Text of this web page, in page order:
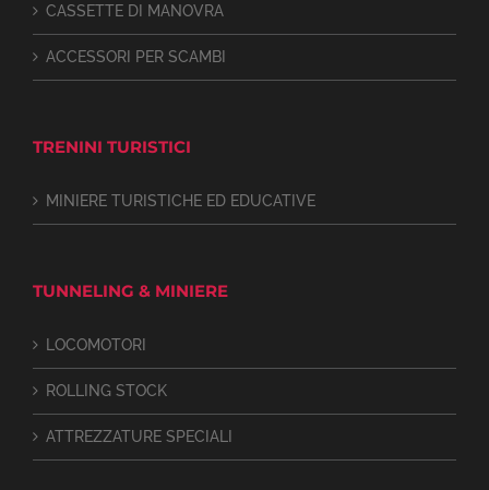
CASSETTE DI MANOVRA
ACCESSORI PER SCAMBI
TRENINI TURISTICI
MINIERE TURISTICHE ED EDUCATIVE
TUNNELING & MINIERE
LOCOMOTORI
ROLLING STOCK
ATTREZZATURE SPECIALI